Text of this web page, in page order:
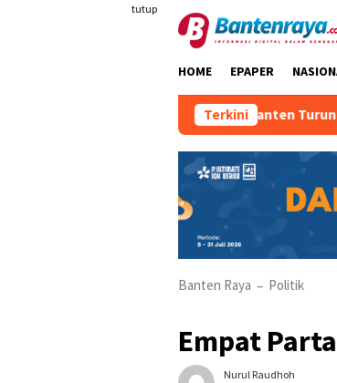
tutup
HOME EPAPER
Terkini
Pertumbuhan Ekonomi Banten Turun
Banten Raya – Politik
Empat
Nurul Raudhoh